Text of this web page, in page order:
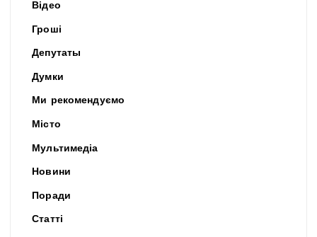
Відео
Гроші
Депутаты
Думки
Ми рекомендуємо
Місто
Мультимедіа
Новини
Поради
Статті